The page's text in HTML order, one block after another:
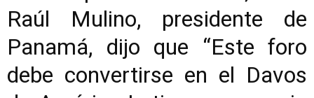
Raúl Mulino, presidente de
Panamá, dijo que “Este foro
debe convertirse en el Davos